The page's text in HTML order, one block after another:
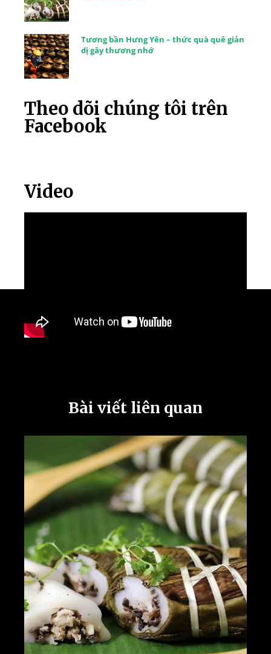
Tương bần Hưng Yên – thức quà quê giản
dị gây thương nhớ
Theo dõi chúng tôi trên
Facebook
Video
Bài viết liên quan